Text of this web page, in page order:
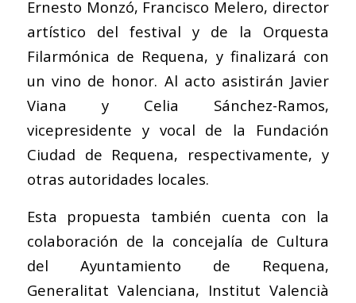
Ernesto Monzó, Francisco Melero, director
artístico del festival y de la Orquesta
Filarmónica de Requena, y finalizará con
un vino de honor. Al acto asistirán Javier
Viana y Celia Sánchez-Ramos,
vicepresidente y vocal de la Fundación
Ciudad de Requena, respectivamente, y
otras autoridades locales.
Esta propuesta también cuenta con la
colaboración de la concejalía de Cultura
del Ayuntamiento de Requena,
Generalitat Valenciana, Institut Valencià